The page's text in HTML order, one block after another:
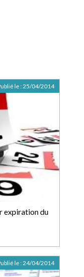
expiration du
le :25/04/2014
le :24/04/2014